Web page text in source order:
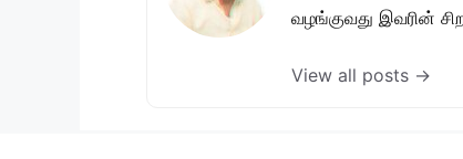
வழங்குவது இவரின்
View all posts →